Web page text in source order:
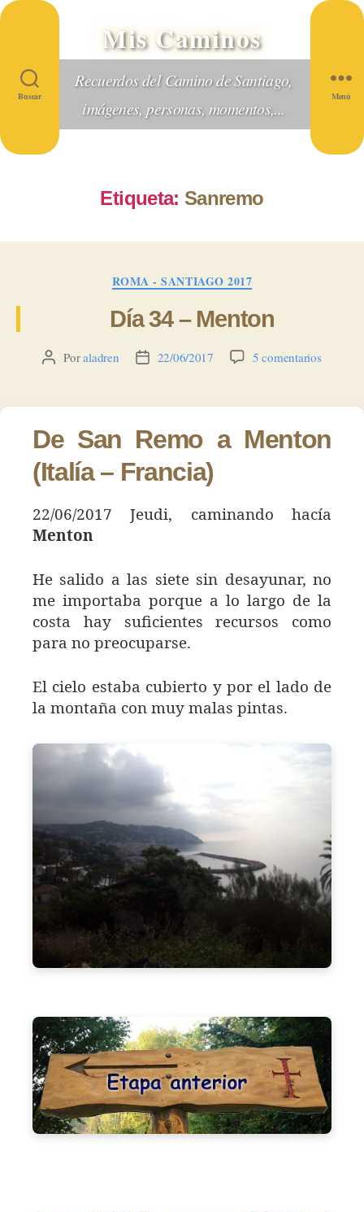
Buscar
Mis Caminos
Recuerdos del Camino de Santiago,
imágenes, personas, momentos,...
Menú
Etiqueta: Sanremo
Categorías
ROMA - SANTIAGO 2017
Día 34 – Menton
Autor
entrada
Poraladren
Fecha
entrada
22/06/2017 5 comentariosen
–
De San Remo a Menton
(Italía – Francia)
22/06/2017 Jeudi, caminando hacía
Menton
He salido a las siete sin desayunar, no
me importaba porque a lo largo de la
costa hay suficientes recursos como
para no preocuparse.
El cielo estaba cubierto y por el lado de
la montaña con muy malas pintas.